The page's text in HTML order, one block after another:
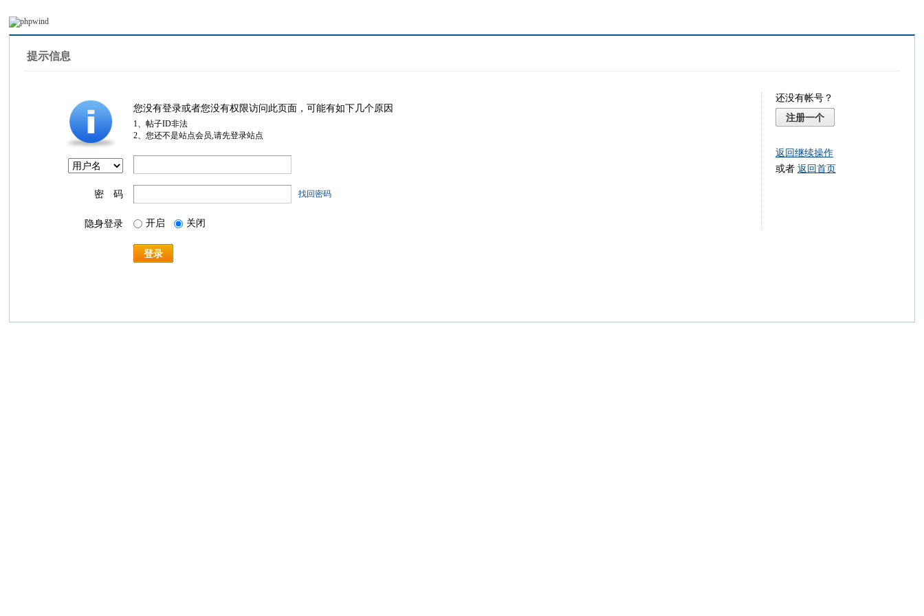
提示信息
您没有登录或者您没有权限访问此页面，可能有如下几个原因
1、帖子ID非法
2、您还不是站点会员,请先登录站点
密 码 找回密码
隐身登录 开启 关闭
登录
还没有帐号？
注册一个
返回继续操作
或者 返回首页